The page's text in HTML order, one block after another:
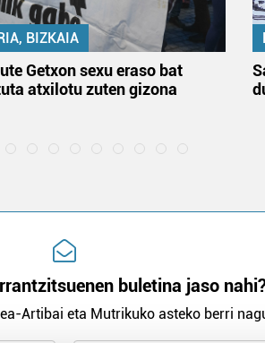
BIZKAIA
Getxon sexu eraso bat
atxilotu zuten gizona
buletina jaso
Artibai eta Mutrikuko asteko berri